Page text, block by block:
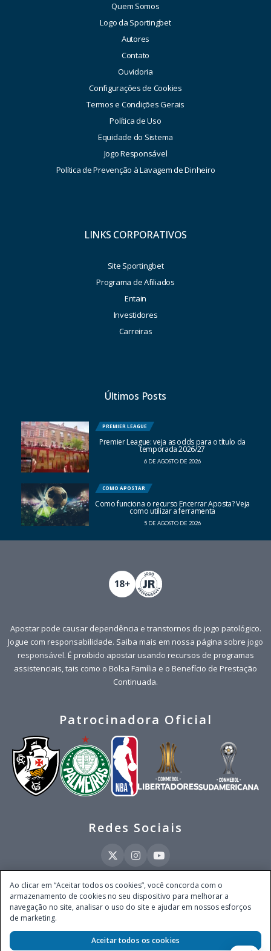
Quem Somos
Logo da Sportingbet
Autores
Contato
Ouvidoria
Configurações de Cookies
Termos e Condições Gerais
Política de Uso
Equidade do Sistema
Jogo Responsável
Política de Prevenção à Lavagem de Dinheiro
LINKS CORPORATIVOS
Site Sportingbet
Programa de Afiliados
Entain
Investidores
Carreiras
Últimos Posts
PREMIER LEAGUE
Premier League: veja as odds para o título da
temporada 2026/27
6 DE AGOSTO DE 2026
COMO APOSTAR
Como funciona o recurso Encerrar Aposta? Veja
como utilizar a ferramenta
5 DE AGOSTO DE 2026
Apostar pode causar dependência e transtornos do jogo patológico.
Jogue com responsabilidade. Saiba mais em nossa página sobre jogo
responsável. É proibido apostar usando recursos de programas
assistenciais, tais como o Bolsa Família e o Benefício de Prestação
Continuada.
Patrocinadora Oficial
Redes Sociais
Este site é operado pela Ventmear Brasil LTDA (CNPJ 52.868.380/0001-84), com
endereço na Avenida Brigadeiro Faria Lima, nº 4.055, 3º andar, Itaim Bibi, no
Município de São Paulo, Estado de São Paulo, CEP 04538-133, Brasil - empresa
autorizada a operar apostas de quota fixa em todo território nacional pela
Secretaria de Prêmios e Apostas do Ministério da Fazenda, conforme Portaria nº
Ao clicar em “Aceitar todos os cookies”, você concorda com o
armazenamento de cookies no seu dispositivo para melhorar a
navegação no site, analisar o uso do site e ajudar em nossos esforços
de marketing.
Aceitar todos os cookies